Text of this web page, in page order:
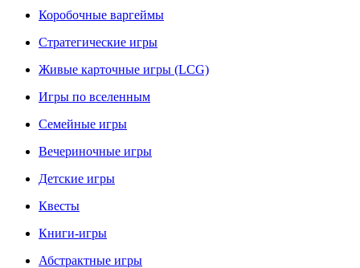
Коробочные варгеймы
Стратегические игры
Живые карточные игры (LCG)
Игры по вселенным
Семейные игры
Вечериночные игры
Детские игры
Квесты
Книги-игры
Абстрактные игры